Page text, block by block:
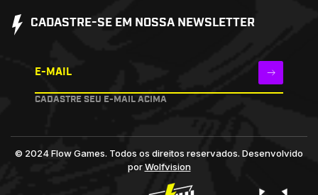
CADASTRE-SE EM NOSSA NEWSLETTER
E-MAIL
CADASTRE SEU E-MAIL ACIMA
© 2024 Flow Games. Todos os direitos reservados. Desenvolvido
porWolfvision